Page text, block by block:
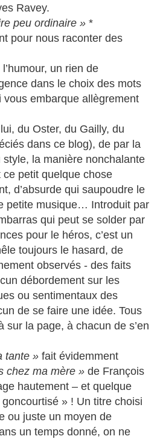
Ravey.
peu ordinaire » *
pour nous raconter des
un rien de
dans le choix des mots
embarque allègrement
du Oster, du Gailly, du
dans ce blog), de par la
la manière nonchalante
petit quelque chose
d’absurde qui saupoudre le
petite musique… Introduit par
qui peut se solder par
pour le héros, c’est un
toujours le hasard, de
observés - des faits
débordement sur les
ou sentimentaux des
de se faire une idée. Tous
sur la page, à chacun de s’en
tante » fait évidemment
chez ma mère » de François
hautement – et quelque
» ! Un titre choisi
ou juste un moyen de
un temps donné, on ne